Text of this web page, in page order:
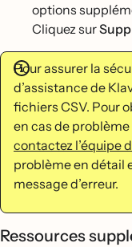
options
Cliquez sur
Pour assurer la
d’assistance de
fichiers CSV. Pour
en cas de problème
contactez l’équipe
problème en détail
message d’erreur.
Ressources